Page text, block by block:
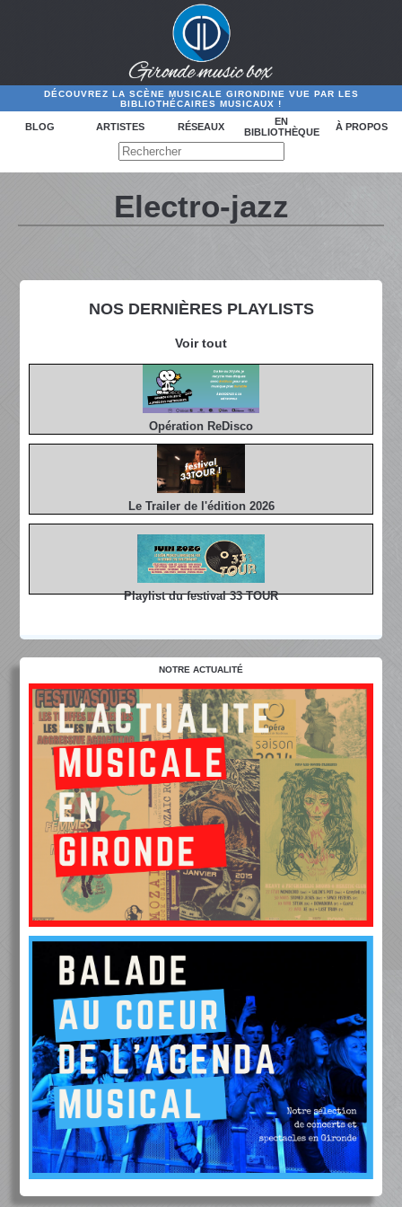
DÉCOUVREZ LA SCÈNE MUSICALE GIRONDINE VUE PAR LES
BIBLIOTHÉCAIRES MUSICAUX !
BLOG ARTISTES RÉSEAUX
EN
BIBLIOTHÈQUE
À PROPOS
NOS DERNIÈRES PLAYLISTS
Voir tout
Opération ReDisco
Le Trailer de l'édition 2026
Playlist du festival 33 TOUR
Electro-jazz
NOTRE ACTUALITÉ